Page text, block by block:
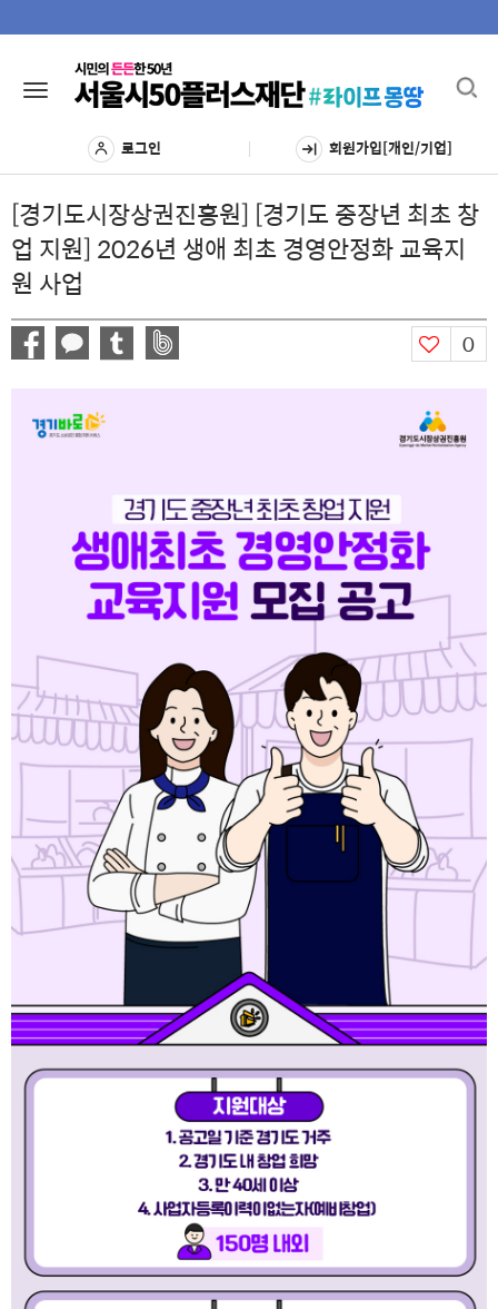
Toggle
navigation
로그인 회원가입[개인/기업]
[경기도시장상권진흥원] [경기도 중장년 최초 창
업 지원] 2026년 생애 최초 경영안정화 교육지
원 사업
0